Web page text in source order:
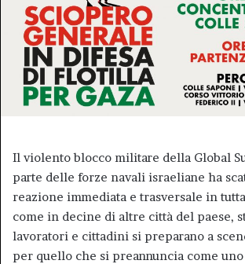
Il violento blocco militare della Global
parte delle forze navali israeliane ha
reazione immediata e trasversale in
come in decine di altre città del paese,
lavoratori e cittadini si preparano a
per quello che si preannuncia come